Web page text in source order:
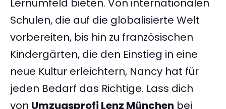
Lernumfeld bieten. Von internationalen
Schulen, die auf die globalisierte Welt
vorbereiten, bis hin zu französischen
Kindergärten, die den Einstieg in eine
neue Kultur erleichtern, Nancy hat für
jeden Bedarf das Richtige. Lass dich
von Umzugsprofi Lenz München bei